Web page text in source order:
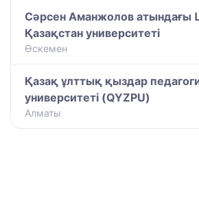
Сәрсен Аманжолов атындағы
Қазақстан университеті
Өскемен
Қазақ ұлттық қыздар
университеті (QYZPU)
Алматы